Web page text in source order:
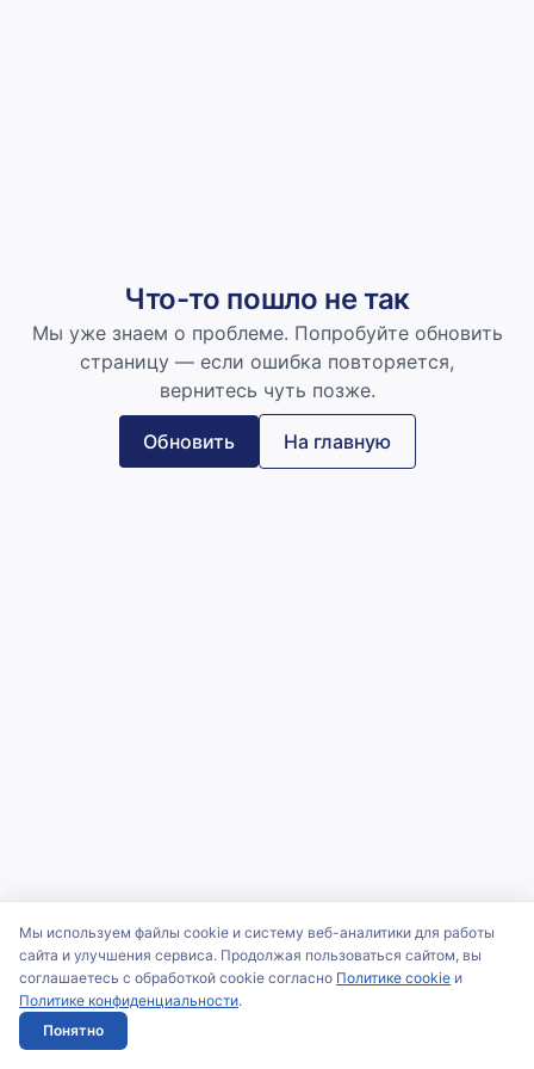
Что-то пошло не так
Мы уже знаем о проблеме. Попробуйте обновить
страницу — если ошибка повторяется,
вернитесь чуть позже.
Обновить На главную
Мы используем файлы cookie и систему веб-аналитики для работы
сайта и улучшения сервиса. Продолжая пользоваться сайтом, вы
соглашаетесь с обработкой cookie согласно Политике cookie и
Политике конфиденциальности.
Понятно